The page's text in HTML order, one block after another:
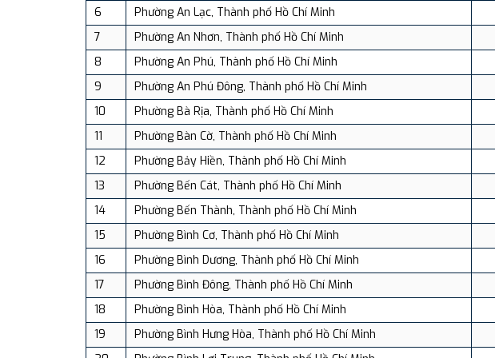
6
Phường An Lạc, Thành phố Hồ Chí Minh
7
Phường An Nhơn, Thành phố Hồ Chí Minh
8
Phường An Phú, Thành phố Hồ Chí Minh
9
Phường An Phú Đông, Thành phố Hồ Chí Minh
10
Phường Bà Rịa, Thành phố Hồ Chí Minh
11
Phường Bàn Cờ, Thành phố Hồ Chí Minh
12
Phường Bảy Hiền, Thành phố Hồ Chí Minh
13
Phường Bến Cát, Thành phố Hồ Chí Minh
14
Phường Bến Thành, Thành phố Hồ Chí Minh
15
Phường Bình Cơ, Thành phố Hồ Chí Minh
16
Phường Bình Dương, Thành phố Hồ Chí Minh
17
Phường Bình Đông, Thành phố Hồ Chí Minh
18
Phường Bình Hòa, Thành phố Hồ Chí Minh
19
Phường Bình Hưng Hòa, Thành phố Hồ Chí Minh